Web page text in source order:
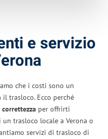
e servizio
che i costi sono un
trasloco. Ecco perché
per offrirti
trasloco locale a Verona o
servizi di trasloco di